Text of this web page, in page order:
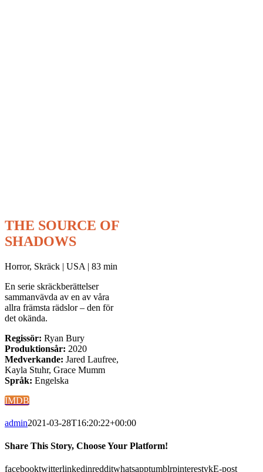
THE SOURCE OF
SHADOWS
Horror, Skräck | USA | 83 min
En serie skräckberättelser
sammanvävda av en av våra
allra främsta rädslor – den för
det okända.
Regissör: Ryan Bury
Produktionsår: 2020
Medverkande: Jared Laufree,
Kayla Stuhr, Grace Mumm
Språk: Engelska
IMDB
admin2021-03-28T16:20:22+00:00
Share This Story, Choose Your Platform!
facebooktwitterlinkedinredditwhatsapptumblrpinterestvkE-post